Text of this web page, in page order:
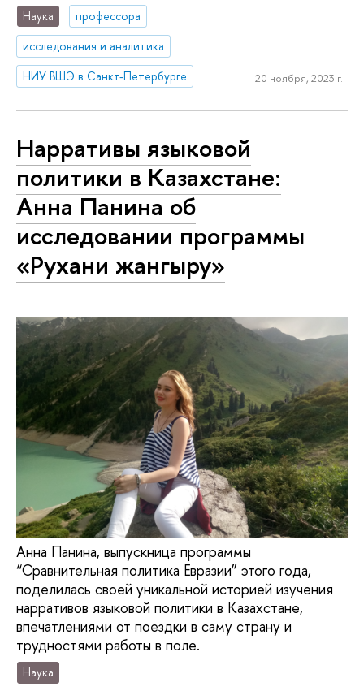
Наука
профессора
исследования и аналитика
НИУ ВШЭ в Санкт-Петербурге
20 ноября, 2023 г.
Нарративы языковой
политики в Казахстане:
Анна Панина об
исследовании программы
«Рухани жангыру»
Анна Панина, выпускница программы
“Сравнительная политика Евразии” этого года,
поделилась своей уникальной историей изучения
нарративов языковой политики в Казахстане,
впечатлениями от поездки в саму страну и
трудностями работы в поле.
Наука